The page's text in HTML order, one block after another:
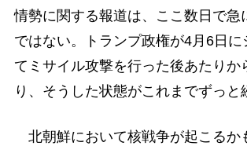
情勢に関する報道は、ここ数日で急
ではない。トランプ政権が4月6日に
てミサイル攻撃を行った後あたりか
り、そうした状態がこれまでずっと
北朝鮮において核戦争が起こるか